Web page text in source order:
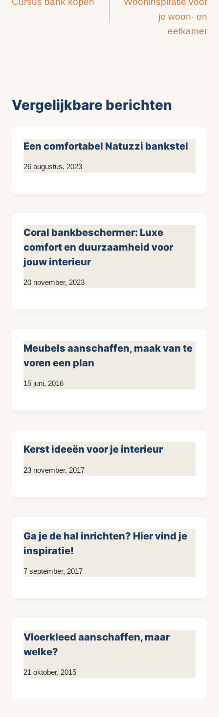
navigatie
je woon- en
eetkamer
Vergelijkbare berichten
Een comfortabel Natuzzi bankstel
Door
26 augustus, 2023
Coral bankbeschermer: Luxe
comfort en duurzaamheid voor
jouw interieur
Door
20 november, 2023
Meubels aanschaffen, maak van te
voren een plan
Door
15 juni, 2016
Kerst ideeën voor je interieur
Door
23 november, 2017
Ga je de hal inrichten? Hier vind je
inspiratie!
Door
7 september, 2017
Vloerkleed aanschaffen, maar
welke?
Door
21 oktober, 2015